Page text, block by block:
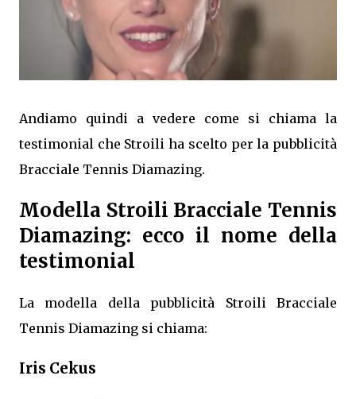
Andiamo quindi a vedere come si chiama la
testimonial che Stroili ha scelto per la pubblicità
Bracciale Tennis Diamazing.
Modella Stroili Bracciale Tennis
Diamazing: ecco il nome della
testimonial
La modella della pubblicità Stroili Bracciale
Tennis Diamazing si chiama:
Iris Cekus